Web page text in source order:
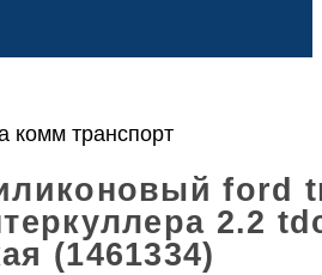
ford
2.2
(1461334)